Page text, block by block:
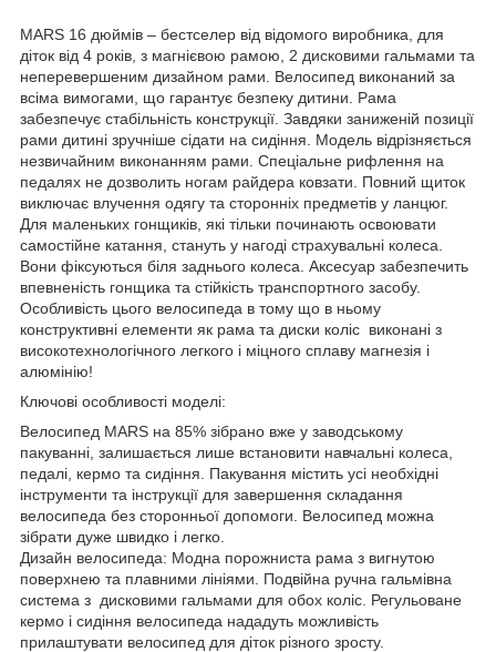
MARS 16 дюймів – бестселер від відомого виробника, для
діток від 4 років, з магнієвою рамою, 2 дисковими гальмами та
неперевершеним дизайном рами. Велосипед виконаний за
всіма вимогами, що гарантує безпеку дитини. Рама
забезпечує стабільність конструкції. Завдяки заниженій позиції
рами дитині зручніше сідати на сидіння. Модель відрізняється
незвичайним виконанням рами. Спеціальне рифлення на
педалях не дозволить ногам райдера ковзати. Повний щиток
виключає влучення одягу та сторонніх предметів у ланцюг.
Для маленьких гонщиків, які тільки починають освоювати
самостійне катання, стануть у нагоді страхувальні колеса.
Вони фіксуються біля заднього колеса. Аксесуар забезпечить
впевненість гонщика та стійкість транспортного засобу.
Особливість цього велосипеда в тому що в ньому
конструктивні елементи як рама та диски коліс виконані з
високотехнологічного легкого і міцного сплаву магнезія і
алюмінію!
Ключові особливості моделі:
Велосипед MARS на 85% зібрано вже у заводському
пакуванні, залишається лише встановити навчальні колеса,
педалі, кермо та сидіння. Пакування містить усі необхідні
інструменти та інструкції для завершення складання
велосипеда без сторонньої допомоги. Велосипед можна
зібрати дуже швидко і легко.
Дизайн велосипеда: Модна порожниста рама з вигнутою
поверхнею та плавними лініями. Подвійна ручна гальмівна
система з дисковими гальмами для обох коліс. Регульоване
кермо і сидіння велосипеда нададуть можливість
прилаштувати велосипед для діток різного зросту.